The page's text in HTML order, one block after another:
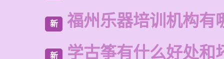
新 福州乐器培训机构有
新 学古筝有什么好处和